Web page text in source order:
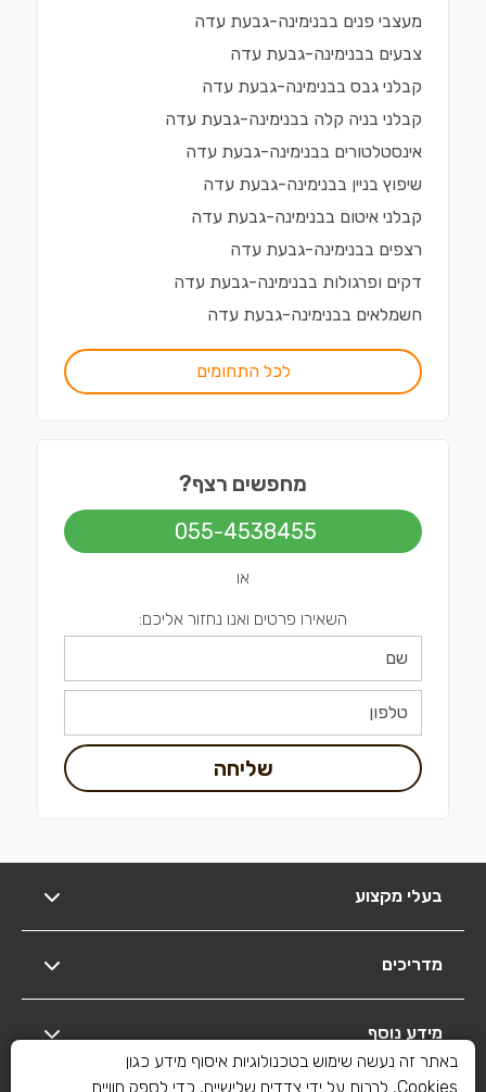
מעצבי פנים בבנימינה-גבעת עדה
צבעים בבנימינה-גבעת עדה
קבלני גבס בבנימינה-גבעת עדה
קבלני בניה קלה בבנימינה-גבעת עדה
אינסטלטורים בבנימינה-גבעת עדה
שיפוץ בניין בבנימינה-גבעת עדה
קבלני איטום בבנימינה-גבעת עדה
רצפים בבנימינה-גבעת עדה
דקים ופרגולות בבנימינה-גבעת עדה
חשמלאים בבנימינה-גבעת עדה
לכל התחומים
מחפשים רצף?
055-4538455
או
השאירו פרטים ואנו נחזור אליכם:
שליחה
בעלי מקצוע
מדריכים
מידע נוסף
באתר זה נעשה שימוש בטכנולוגיות איסוף מידע כגון
Cookies, לרבות על ידי צדדים שלישיים, כדי לספק חוויית